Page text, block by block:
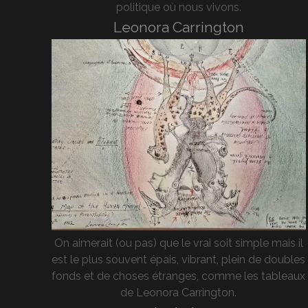
politique où nous vivons.
Leonora Carrington
On aimerait (ou pas) que le vrai soit simple mais il
est le plus souvent épais, vibrant, plein de doubles
fonds et de choses étranges, comme les tableaux
de Leonora Carrington.